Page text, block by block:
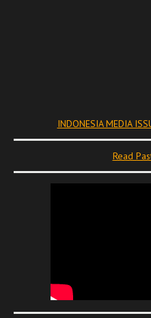
INDONESIA MEDIA
Read